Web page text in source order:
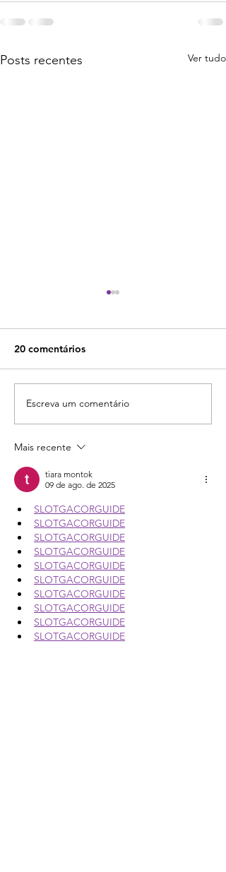
Posts recentes Ver tudo
Curso "Drop na prática"
do Douglas Souza: vale a
20 comentários
Escreva um comentário
Mais recente
tiara montok
09 de ago. de 2025
SLOTGACORGUIDE
SLOTGACORGUIDE
SLOTGACORGUIDE
SLOTGACORGUIDE
SLOTGACORGUIDE
SLOTGACORGUIDE
SLOTGACORGUIDE
SLOTGACORGUIDE
SLOTGACORGUIDE
SLOTGACORGUIDE